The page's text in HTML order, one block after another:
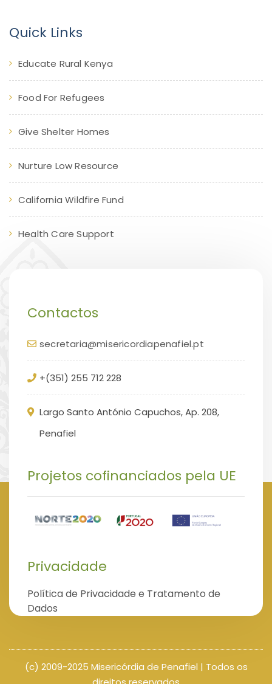
Quick Links
Educate Rural Kenya
Food For Refugees
Give Shelter Homes
Nurture Low Resource
California Wildfire Fund
Health Care Support
Contactos
secretaria@misericordiapenafiel.pt
+(351) 255 712 228
Largo Santo António Capuchos, Ap. 208,
Penafiel
Projetos cofinanciados pela UE
Privacidade
Política de Privacidade e Tratamento de
Dados
(c) 2009-2025 Misericórdia de Penafiel | Todos os